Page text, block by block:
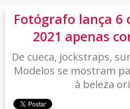
Fotógrafo lança 6
2021 apenas
De cueca, jockstraps,
Modelos se mostram
à beleza